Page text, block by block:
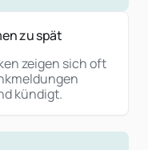
zu spät
zeigen sich oft
kündigt.